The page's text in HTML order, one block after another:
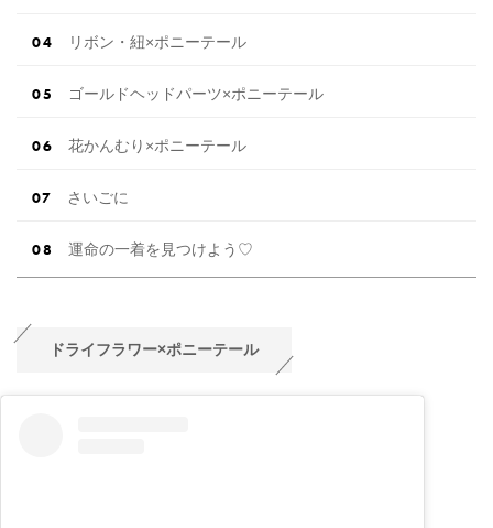
リボン・紐×ポニーテール
ゴールドヘッドパーツ×ポニーテール
花かんむり×ポニーテール
さいごに
運命の一着を見つけよう♡
ドライフラワー×ポニーテール